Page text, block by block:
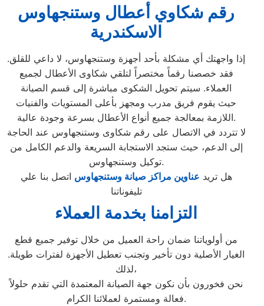
رقم شكاوي أعطال وستنجهاوس
الاسكندرية
إذا واجهتك أي مشكلة بأحد أجهزة وستنجهاوس، لا داعي للقلق.
فقد خصصنا رقماً مختصراً لتلقي شكاوى الأعطال لجميع
العملاء. سيتم تحويل الشكوى مباشرة إلى قسم الصيانة
حيث يقوم فريق مدرب ومجهز بأعلى المستويات والفنيات
اللازمة بمعالجة جميع أنواع الأعطال بسرعة وجودة عالية.
لا تتردد في الاتصال على رقم شكاوى وستنجهاوس عند الحاجة
إلى الدعم، حيث ستجد الاستجابة السريعة والدعم الكامل من
توكيل وستنجهاوس.
هل تريد عناوين مراكز صيانة وستنجهاوس اتصل بنا علي
تليفوناتنا
التزامنا بخدمة العملاء
من أولوياتنا ضمان راحة العميل من خلال توفير جميع قطع
الغيار الأصلية دون تأخير وتجنب تعطيل الأجهزة لفترات طويلة.
لذلك،
نحن فخورون بأن نكون جهة الصيانة المعتمدة التي تقدم حلولاً
فعالة ومستمرة لعملائنا الكرام.